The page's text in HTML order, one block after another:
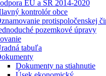
EÚ a ŠR 2014-2020
kontrolór obce
protispoločenskej
pozemkové úpravy
tabuľa
Dokumenty na stiahnutie